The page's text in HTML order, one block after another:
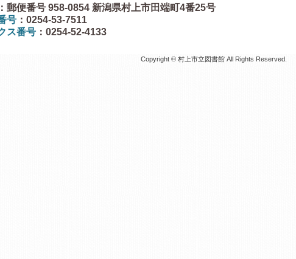
：郵便番号 958-0854 新潟県村上市田端町4番25号
号 ：0254-53-7511
ス番号 ：0254-52-4133
Copyright © 村上市立図書館 All Rights Reserved.